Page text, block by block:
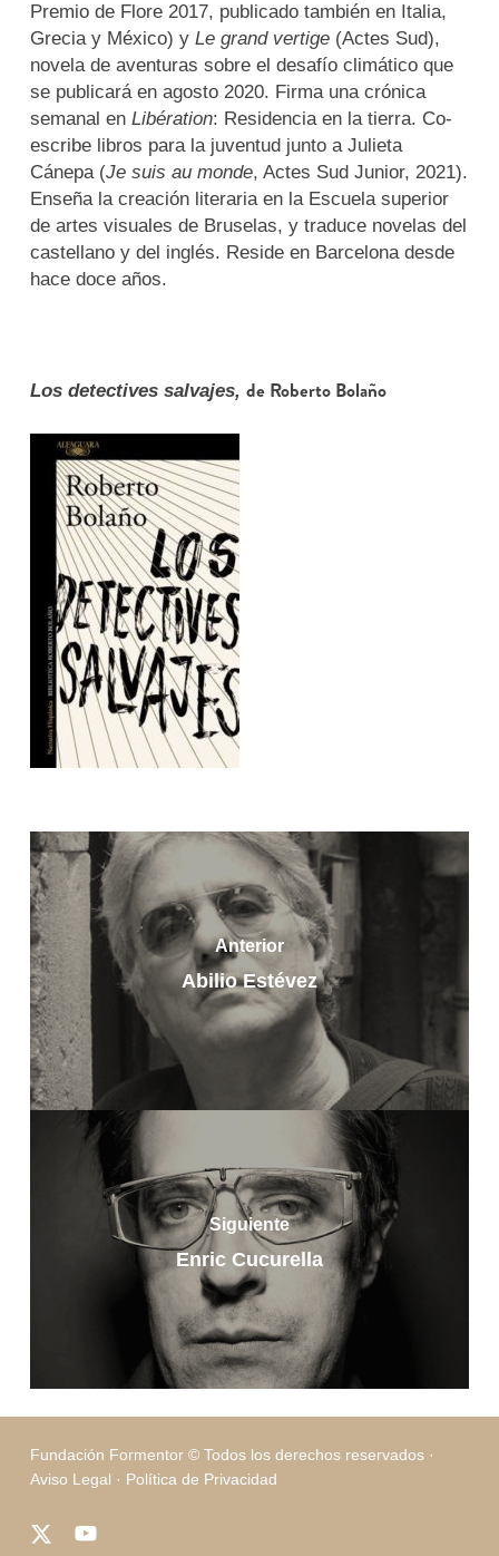
Premio de Flore 2017, publicado también en Italia,
Grecia y México) yLe grand vertige(Actes Sud),
novela de aventuras sobre el desafío climático que
se publicará en agosto 2020. Firma una crónica
semanal en Libération: Residencia en la tierra. Co-
escribe libros para la juventud junto a Julieta
Cánepa (Je suis au monde, Actes Sud Junior, 2021).
Enseña la creación literaria en la Escuela superior
de artes visuales de Bruselas, y traduce novelas del
castellano y del inglés. Reside en Barcelona desde
hace doce años.
Los detectives salvajes, de Roberto Bolaño
Anterior
Abilio Estévez
Siguiente
Enric Cucurella
Fundación Formentor © Todos los derechos reservados ·
Aviso Legal · Política de Privacidad
x-
youtube